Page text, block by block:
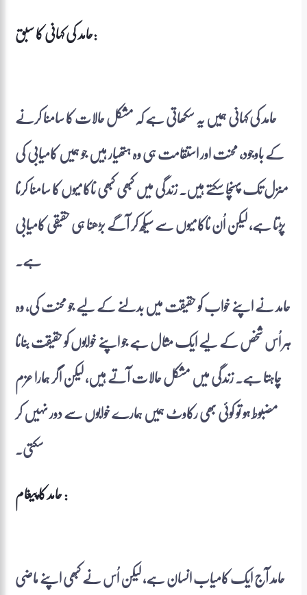
حامد کی کہانی کا سبق:
حامد کی کہانی ہمیں یہ سکھاتی ہے کہ مشکل حالات کا سامنا کرنے
کے باوجود، محنت اور استقامت ہی وہ ہتھیار ہیں جو ہمیں کامیابی کی
منزل تک پہنچا سکتے ہیں۔ زندگی میں کبھی کبھی ناکامیوں کا سامنا کرنا
پڑتا ہے، لیکن اُن ناکامیوں سے سیکھ کر آگے بڑھنا ہی حقیقی کامیابی
ہے۔
حامد نے اپنے خواب کو حقیقت میں بدلنے کے لیے جو محنت کی، وہ
ہر اُس شخص کے لیے ایک مثال ہے جو اپنے خوابوں کو حقیقت بنانا
چاہتا ہے۔ زندگی میں مشکل حالات آتے ہیں، لیکن اگر ہمارا عزم
مضبوط ہو تو کوئی بھی رکاوٹ ہمیں ہمارے خوابوں سے دور نہیں کر
سکتی۔
حامد کا پیغام :
حامد آج ایک کامیاب انسان ہے، لیکن اُس نے کبھی اپنے ماضی